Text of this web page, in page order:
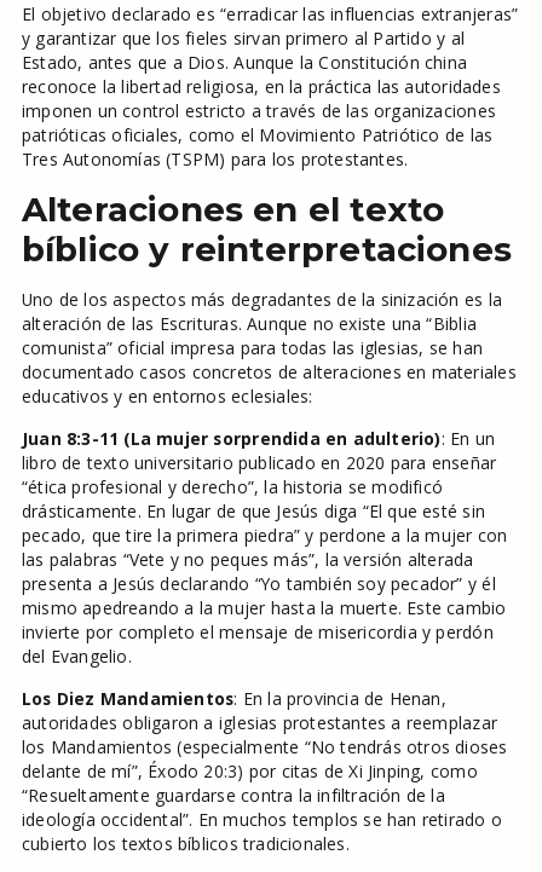
El objetivo declarado es “erradicar las influencias extranjeras”
y garantizar que los fieles sirvan primero al Partido y al
Estado, antes que a Dios. Aunque la Constitución china
reconoce la libertad religiosa, en la práctica las autoridades
imponen un control estricto a través de las organizaciones
patrióticas oficiales, como el Movimiento Patriótico de las
Tres Autonomías (TSPM) para los protestantes.
Alteraciones en el texto
bíblico y reinterpretaciones
Uno de los aspectos más degradantes de la sinización es la
alteración de las Escrituras. Aunque no existe una “Biblia
comunista” oficial impresa para todas las iglesias, se han
documentado casos concretos de alteraciones en materiales
educativos y en entornos eclesiales:
Juan 8:3-11 (La mujer sorprendida en adulterio): En un
libro de texto universitario publicado en 2020 para enseñar
“ética profesional y derecho”, la historia se modificó
drásticamente. En lugar de que Jesús diga “El que esté sin
pecado, que tire la primera piedra” y perdone a la mujer con
las palabras “Vete y no peques más”, la versión alterada
presenta a Jesús declarando “Yo también soy pecador” y él
mismo apedreando a la mujer hasta la muerte. Este cambio
invierte por completo el mensaje de misericordia y perdón
del Evangelio.
Los Diez Mandamientos: En la provincia de Henan,
autoridades obligaron a iglesias protestantes a reemplazar
los Mandamientos (especialmente “No tendrás otros dioses
delante de mí”, Éxodo 20:3) por citas de Xi Jinping, como
“Resueltamente guardarse contra la infiltración de la
ideología occidental”. En muchos templos se han retirado o
cubierto los textos bíblicos tradicionales.